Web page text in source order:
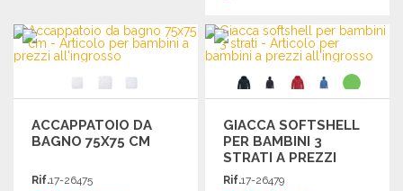
Richiedi un preventivo ORDINARE
Richiedi un preventivo
ACCAPPATOIO DA
BAGNO 75X75 CM
Rif.17-26475
GIACCA SOFTSHELL
PER BAMBINI 3
STRATI A PREZZI
ALL'INGROSSO
Rif.17-26479